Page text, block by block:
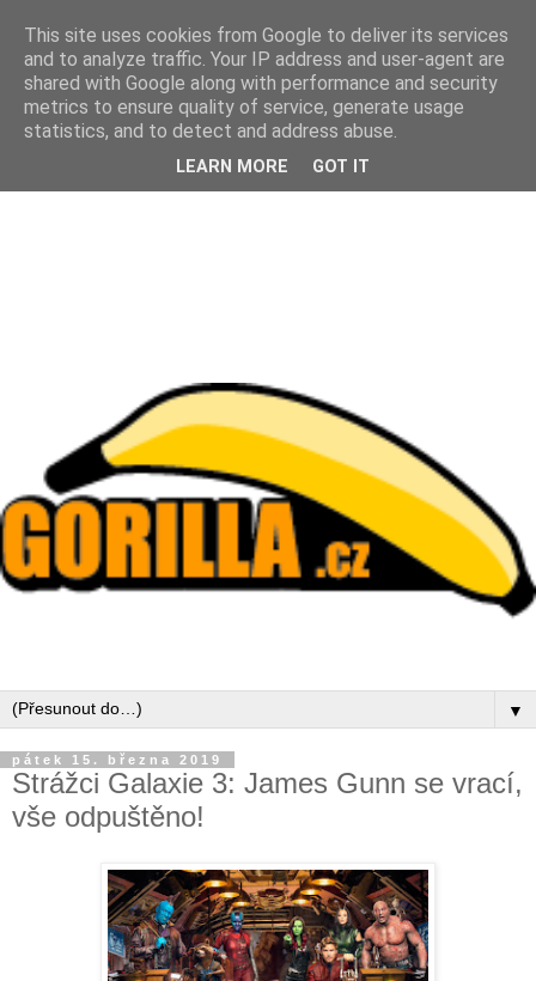
▼
pátek 15. března 2019
Strážci Galaxie 3: James Gunn se vrací,
vše odpuštěno!
This site uses cookies from Google to deliver its services
and to analyze traffic. Your IP address and user-agent are
shared with Google along with performance and security
metrics to ensure quality of service, generate usage
statistics, and to detect and address abuse.
LEARN MORE GOT IT